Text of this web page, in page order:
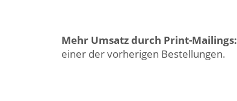
Mehr Umsatz durch Print-Mailings:
einer der vorherigen Bestellungen.